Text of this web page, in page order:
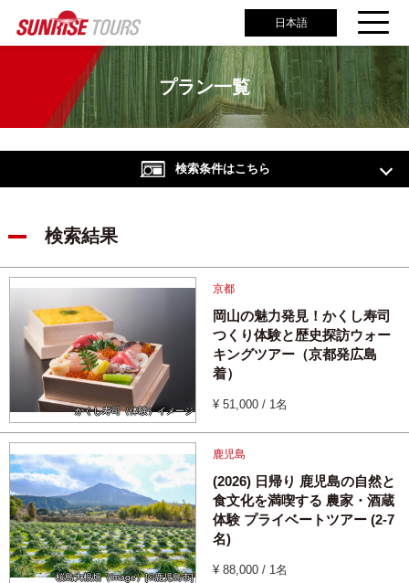
日本語
プラン一覧
検索条件はこちら
検索結果
かくし寿司（体験）イメージ
京都
岡山の魅力発見！かくし寿司
つくり体験と歴史探訪ウォー
キングツアー（京都発広島
着）
¥ 51,000 / 1名
桜島大根畑（image）[©鹿児島市]
鹿児島
(2026) 日帰り 鹿児島の自然と
食文化を満喫する 農家・酒蔵
体験 プライベートツアー (2-7
名)
¥ 88,000 / 1名